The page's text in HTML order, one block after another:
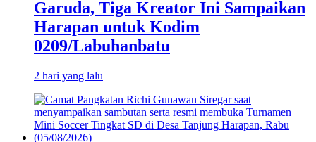
Garuda, Tiga Kreator Ini Sampaikan
Harapan untuk Kodim
0209/Labuhanbatu
2 hari yang lalu